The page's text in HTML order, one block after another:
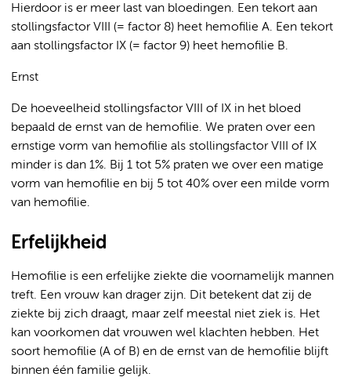
Hierdoor is er meer last van bloedingen. Een tekort aan
stollingsfactor VIII (= factor 8) heet hemofilie A. Een tekort
aan stollingsfactor IX (= factor 9) heet hemofilie B.
Ernst
De hoeveelheid stollingsfactor VIII of IX in het bloed
bepaald de ernst van de hemofilie. We praten over een
ernstige vorm van hemofilie als stollingsfactor VIII of IX
minder is dan 1%. Bij 1 tot 5% praten we over een matige
vorm van hemofilie en bij 5 tot 40% over een milde vorm
van hemofilie.
Erfelijkheid
Hemofilie is een erfelijke ziekte die voornamelijk mannen
treft. Een vrouw kan drager zijn. Dit betekent dat zij de
ziekte bij zich draagt, maar zelf meestal niet ziek is. Het
kan voorkomen dat vrouwen wel klachten hebben. Het
soort hemofilie (A of B) en de ernst van de hemofilie blijft
binnen één familie gelijk.